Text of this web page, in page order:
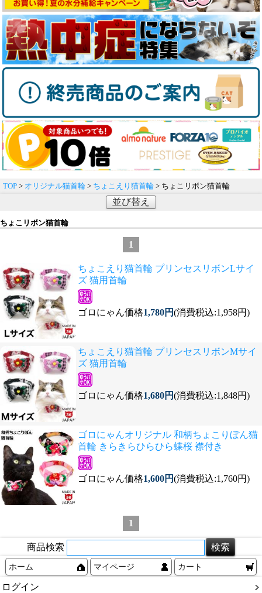
TOP > オリジナル猫首輪 > ちょこえり猫首輪 > ちょこリボン猫首輪
並び替え
ちょこリボン猫首輪
1
ちょこえり猫首輪 プリンセスリボンLサイ
ズ 猫用首輪
ゴロにゃん価格1,780円(消費税込:1,958円)
ちょこえり猫首輪 プリンセスリボンMサイ
ズ 猫用首輪
ゴロにゃん価格1,680円(消費税込:1,848円)
ゴロにゃんオリジナル 和柄ちょこりぼん猫
首輪 きらきらひらひら蝶桜 襟付き
ゴロにゃん価格1,600円(消費税込:1,760円)
1
商品検索
ホーム マイページ カート
ログイン